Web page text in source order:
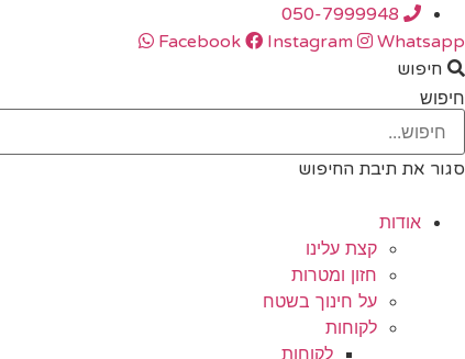
לתוכן
050-7999948
Facebook
Instagram
Whatsapp
חיפוש
חיפוש
סגור את תיבת החיפוש
אודות
קצת עלינו
חזון ומטרות
על חינוך בשטח
לקוחות
לקוחות